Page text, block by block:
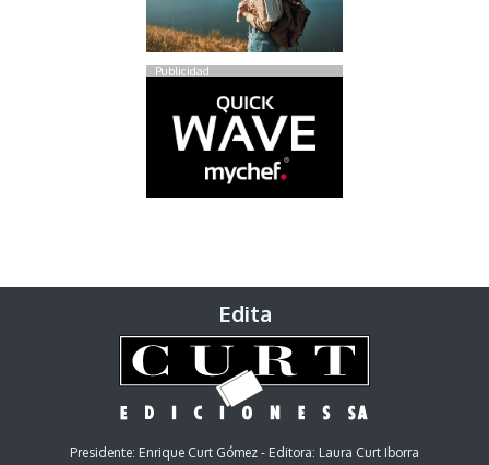
Publicidad
Edita
Presidente: Enrique Curt Gómez - Editora: Laura Curt Iborra